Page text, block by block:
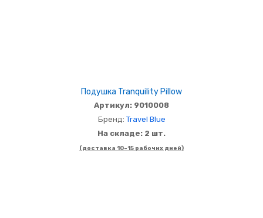
Подушка Tranquility Pillow
Артикул: 9010008
Бренд: Travel Blue
На складе: 2 шт.
(доставка 10-15 рабочих дней)